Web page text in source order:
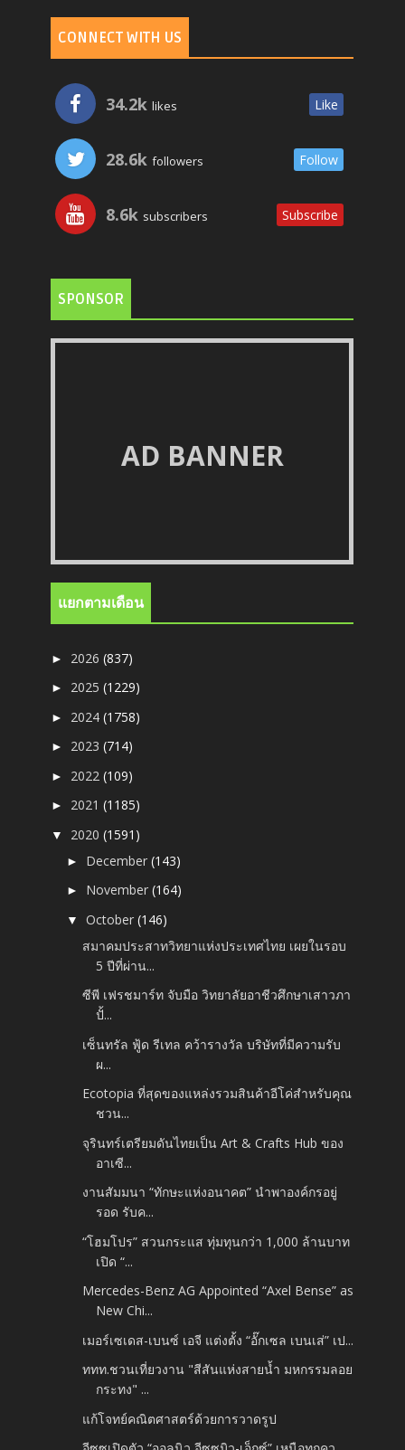
CONNECT WITH US
34.2k likes Like
28.6k followers Follow
8.6k subscribers Subscribe
SPONSOR
AD BANNER
แยกตามเดือน
► 2026(837)
► 2025(1229)
► 2024(1758)
► 2023(714)
► 2022(109)
► 2021(1185)
▼ 2020(1591)
► December(143)
► November(164)
▼October(146)
สมาคมประสาทวิทยาแห่งประเทศไทย เผยในรอบ
5 ปีที่ผ่าน...
ซีพี เฟรชมาร์ท จับมือ วิทยาลัยอาชีวศึกษาเสาวภา
ปั้...
เซ็นทรัล ฟู้ด รีเทล คว้ารางวัล บริษัทที่มีความรับ
ผ...
Ecotopia ที่สุดของแหล่งรวมสินค้าอีโค่สำหรับคุณ
ชวน...
จุรินทร์เตรียมดันไทยเป็น Art & Crafts Hub ของ
อาเซี...
งานสัมมนา “ทักษะแห่งอนาคต” นำพาองค์กรอยู่
รอด รับค...
“โฮมโปร” สวนกระแส ทุ่มทุนกว่า 1,000 ล้านบาท
เปิด “...
Mercedes-Benz AG Appointed “Axel Bense” as
New Chi...
เมอร์เซเดส-เบนซ์ เอจี แต่งตั้ง “อั๊กเซล เบนเส่” เป...
ททท.ชวนเที่ยวงาน "สีสันแห่งสายน้ำ มหกรรมลอย
กระทง" ...
แก้โจทย์คณิตศาสตร์ด้วยการวาดรูป